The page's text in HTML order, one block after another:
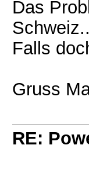
Das
Falls
Gruss
RE: